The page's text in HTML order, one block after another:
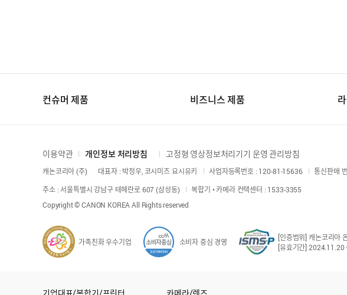
컨슈머 제품 비즈니스 제품
이용약관 개인정보 처리방침 고정형 영상정보처리기기 운영 관리방침
캐논코리아 (주) 대표자 : 박정우, 코시미즈 요시유키 사업자등록번호 : 120-81-15636
통신판매
주소 : 서울특별시 강남구 테헤란로 607 (삼성동)
복합기 • 카메라 컨택센터 : 1533-3355
Copyright © CANON KOREA All Rights reserved
가족친화 우수기업 소비자 중심 경영
[인증범위] 캐논코리아
[유효기간]